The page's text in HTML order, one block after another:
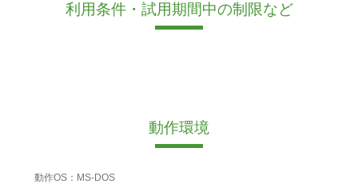
利用条件・試用期間中の制限など
動作環境
動作OS：MS-DOS